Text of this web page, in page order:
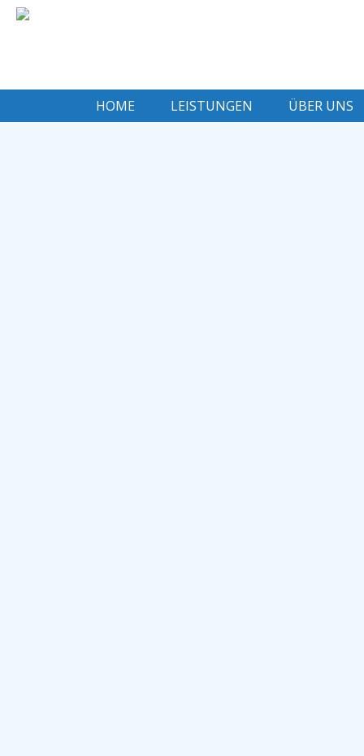
HOME LEISTUNGEN ÜBER UNS